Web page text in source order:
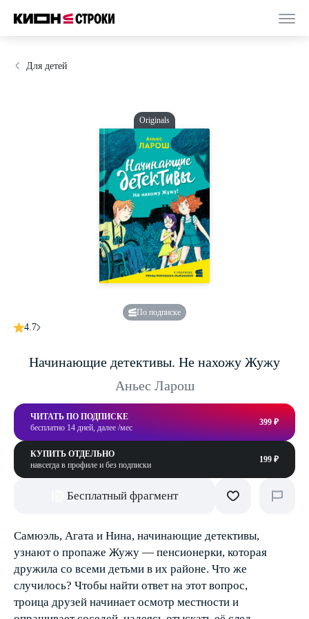
Для детей
По подписке
4.7
Начинающие детективы. Не нахожу Жужу
Аньес Ларош
ЧИТАТЬ ПО ПОДПИСКЕ
бесплатно 14 дней, далее /мес
399 ₽
КУПИТЬ ОТДЕЛЬНО
навсегда в профиле и без подписки
199 ₽
Бесплатный фрагмент
Самюэль, Агата и Нина, начинающие детективы,
узнают о пропаже Жужу — пенсионерки, которая
дружила со всеми детьми в их районе. Что же
случилось? Чтобы найти ответ на этот вопрос,
троица друзей начинает осмотр местности и
Originals